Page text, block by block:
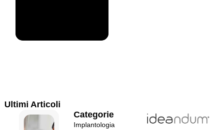
Categorie
Implantologia
Ultimi Articoli